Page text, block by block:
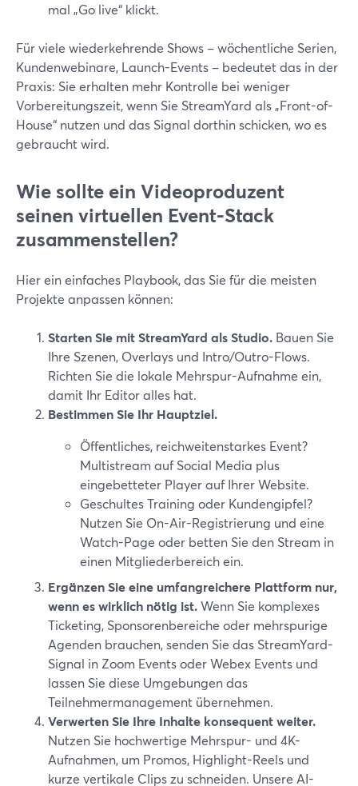
mal „Go live“ klickt.
Für viele wiederkehrende Shows – wöchentliche Serien,
Kundenwebinare, Launch-Events – bedeutet das in der
Praxis: Sie erhalten mehr Kontrolle bei weniger
Vorbereitungszeit, wenn Sie StreamYard als „Front-of-
House“ nutzen und das Signal dorthin schicken, wo es
gebraucht wird.
Wie sollte ein Videoproduzent
seinen virtuellen Event-Stack
zusammenstellen?
Hier ein einfaches Playbook, das Sie für die meisten
Projekte anpassen können:
Starten Sie mit StreamYard als Studio. Bauen Sie
Ihre Szenen, Overlays und Intro/Outro-Flows.
Richten Sie die lokale Mehrspur-Aufnahme ein,
damit Ihr Editor alles hat.
Bestimmen Sie Ihr Hauptziel.
Öffentliches, reichweitenstarkes Event?
Multistream auf Social Media plus
eingebetteter Player auf Ihrer Website.
Geschultes Training oder Kundengipfel?
Nutzen Sie On-Air-Registrierung und eine
Watch-Page oder betten Sie den Stream in
einen Mitgliederbereich ein.
Ergänzen Sie eine umfangreichere Plattform nur,
wenn es wirklich nötig ist.Wenn Sie komplexes
Ticketing, Sponsorenbereiche oder mehrspurige
Agenden brauchen, senden Sie das StreamYard-
Signal in Zoom Events oder Webex Events und
lassen Sie diese Umgebungen das
Teilnehmermanagement übernehmen.
Verwerten Sie Ihre Inhalte konsequent weiter.
Nutzen Sie hochwertige Mehrspur- und 4K-
Aufnahmen, um Promos, Highlight-Reels und
kurze vertikale Clips zu schneiden. Unsere AI-